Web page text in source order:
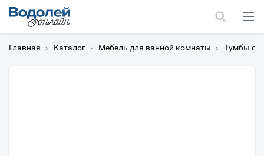
Главная › Каталог › Мебель для ванной комнаты › Тумбы с